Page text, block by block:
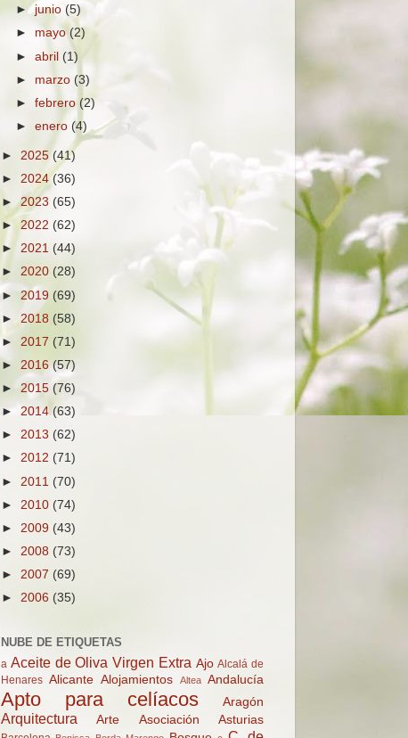
►junio (5)
► mayo(2)
►abril (1)
► marzo(3)
►febrero (2)
►enero (4)
► 2025 (41)
► 2024(36)
►2023 (65)
► 2022 (62)
► 2021 (44)
► 2020 (28)
► 2019 (69)
► 2018 (58)
► 2017 (71)
► 2016(57)
► 2015 (76)
► 2014 (63)
► 2013 (62)
► 2012 (71)
► 2011 (70)
► 2010 (74)
► 2009 (43)
► 2008 (73)
► 2007 (69)
► 2006 (35)
NUBE DE ETIQUETAS
a Aceite de Oliva Virgen Extra Ajo Alcalá de
Henares Alicante Alojamientos Altea Andalucía
Apto para celíacos Aragón
Arquitectura Arte Asociación Asturias